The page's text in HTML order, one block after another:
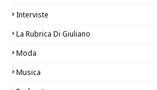
Interviste
La Rubrica Di Giuliano
Moda
Musica